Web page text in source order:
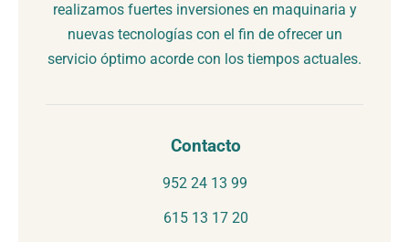
realizamos fuertes inversiones en maquinaria y
nuevas tecnologías con el fin de ofrecer un
servicio óptimo acorde con los tiempos actuales.
Contacto
952 24 13 99
615 13 17 20